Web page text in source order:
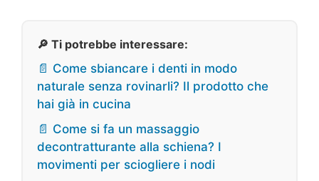
🔎 Ti potrebbe interessare:
📄 Come sbiancare i denti in modo
naturale senza rovinarli? Il prodotto che
hai già in cucina
📄 Come si fa un massaggio
decontratturante alla schiena? I
movimenti per sciogliere i nodi